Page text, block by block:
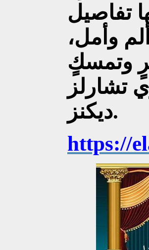
تفاصيل
وأمل،
وتمسكٍ
تشارلز
ديكنز.
https://